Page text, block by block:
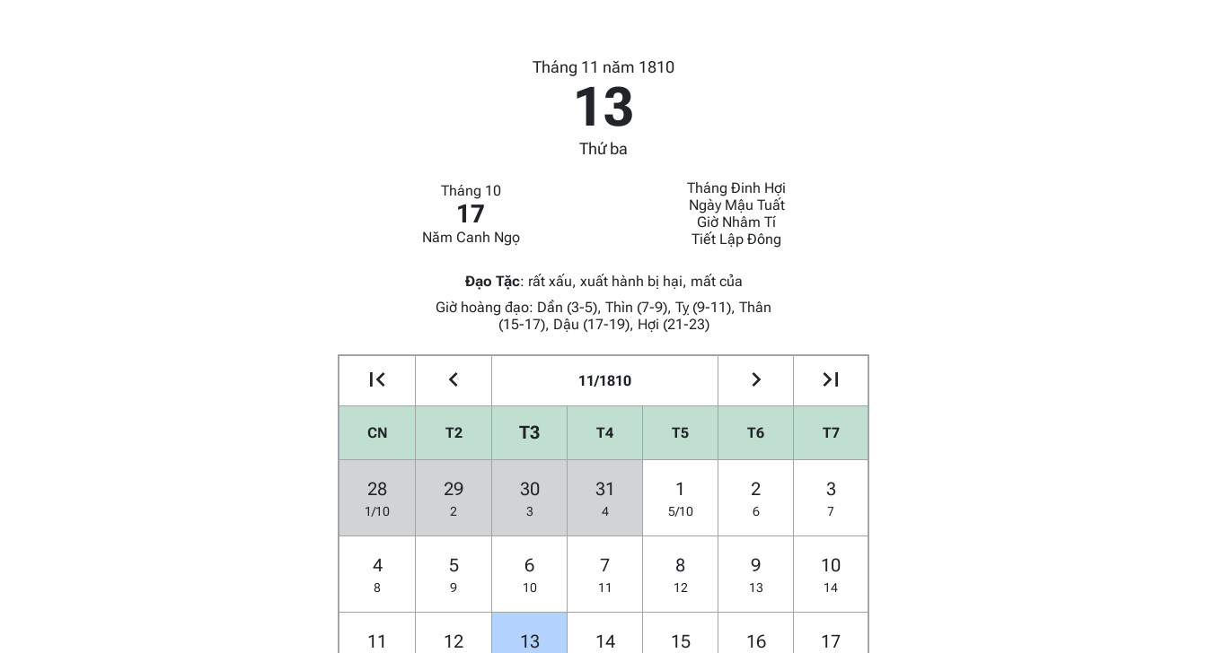
Tháng 11 năm 1810
13
Thứ ba
Tháng 10
17
Năm Canh Ngọ
Tháng Đinh Hợi
Ngày Mậu Tuất
Giờ Nhâm Tí
Tiết Lập Đông
Đạo Tặc: rất xấu, xuất hành bị hại, mất của
Giờ hoàng đạo: Dần (3-5), Thìn (7-9), Tỵ (9-11), Thân
(15-17), Dậu (17-19), Hợi (21-23)
11/1810
CN T2 T3 T4 T5 T6 T7
28
1/10
29
2
30
3
31
4
1
5/10
2
6
3
7
4
8
5
9
6
10
7
11
8
12
9
13
10
14
11 12 13 14 15 16 17